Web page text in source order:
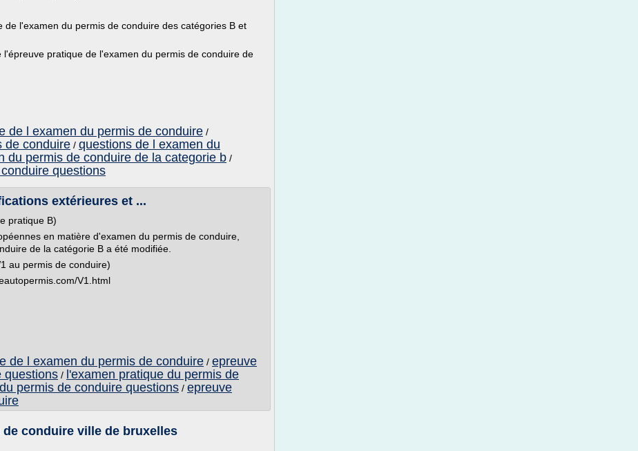
de l'examen du permis de conduire des catégories B et
pratique de l'examen du permis de conduire de
de l examen du permis de conduire /
de conduire / questions de l examen du
du permis de conduire de la categorie b /
questions
extérieures et ...
pratique B)
en matière d'examen du permis de conduire,
de la catégorie B a été modifiée.
au permis de conduire)
V1.html
de l examen du permis de conduire / epreuve
questions / l'examen pratique du permis de
permis de conduire questions / epreuve
conduire ville de bruxelles